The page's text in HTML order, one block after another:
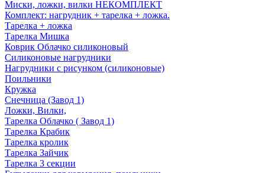
Миски, ложки, вилки НЕКОМПЛЕКТ
Комплект: нагрудник + тарелка + ложка.
Тарелка + ложка
Тарелка Мишка
Коврик Облачко силиконовый
Силиконовые нагрудники
Нагрудники с рисунком (силиконовые)
Поильники
Кружка
Снечница (Завод 1)
Ложки, Вилки,
Тарелка Облачко ( Завод 1)
Тарелка Крабик
Тарелка кролик
Тарелка Зайчик
Тарелка 3 секции